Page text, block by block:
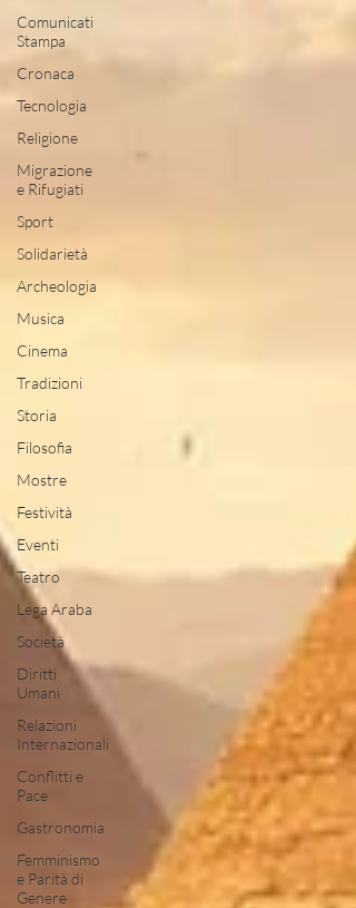
Comunicati
Stampa
Cronaca
Tecnologia
Religione
Migrazione
e Rifugiati
Sport
Solidarietà
Archeologia
Musica
Cinema
Tradizioni
Storia
Filosofia
Mostre
Festività
Eventi
Teatro
Lega Araba
Società
Diritti
Umani
Relazioni
Internazionali
Conflitti e
Pace
Gastronomia
Femminismo
e Parità di
Genere